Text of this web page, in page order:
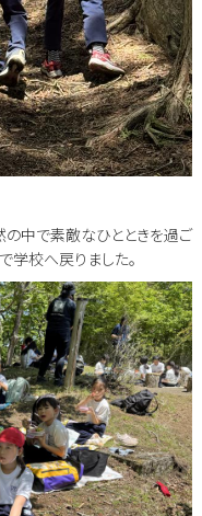
中で素敵なひとときを過ご
学校へ戻りました。